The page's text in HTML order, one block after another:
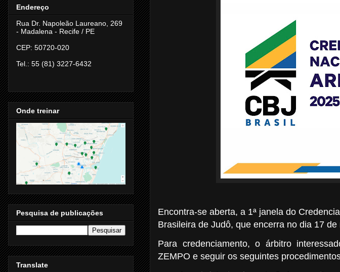
Encontra-se aberta, a 1ª janela do
Brasileira de Judô, que encerra no dia 17 de
Para credenciamento, o árbitro
ZEMPO e seguir os seguintes
Endereço
Rua Dr. Napoleão Laureano, 269
- Madalena - Recife / PE
CEP: 50720-020
Tel.: 55 (81) 3227-6432
Onde treinar
Pesquisa de publicações
Translate